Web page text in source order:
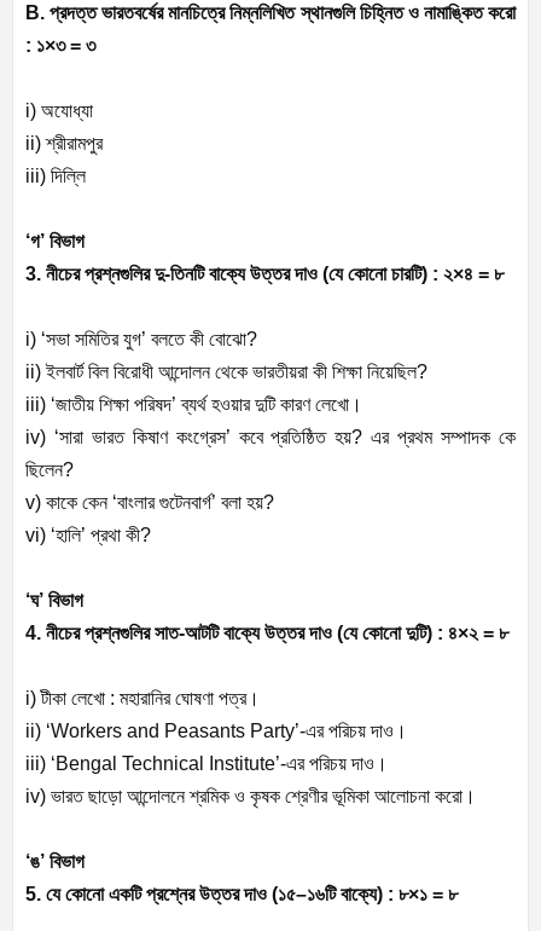
B. প্রদত্ত ভারতবর্ষের মানচিত্রে নিম্নলিখিত স্থানগুলি চিহ্নিত ও নামাঙ্কিত করো
: ১×৩ = ৩
i) অযোধ্যা
ii) শ্রীরামপুর
iii) দিল্লি
‘গ’ বিভাগ
3. নীচের প্রশ্নগুলির দু-তিনটি বাক্যে উত্তর দাও (যে কোনো চারটি) : ২×৪ = ৮
i) ‘সভা সমিতির যুগ’ বলতে কী বোঝো?
ii) ইলবার্ট বিল বিরোধী আন্দোলন থেকে ভারতীয়রা কী শিক্ষা নিয়েছিল?
iii) ‘জাতীয় শিক্ষা পরিষদ’ ব্যর্থ হওয়ার দুটি কারণ লেখো।
iv) ‘সারা ভারত কিষাণ কংগ্রেস’ কবে প্রতিষ্ঠিত হয়? এর প্রথম সম্পাদক কে
ছিলেন?
v) কাকে কেন ‘বাংলার গুটেনবার্গ’ বলা হয়?
vi) ‘হালি’ প্রথা কী?
‘ঘ’ বিভাগ
4. নীচের প্রশ্নগুলির সাত-আটটি বাক্যে উত্তর দাও (যে কোনো দুটি) : ৪×২ = ৮
i) টীকা লেখো : মহারানির ঘোষণা পত্র।
ii) ‘Workers and Peasants Party’-এর পরিচয় দাও।
iii) ‘Bengal Technical Institute’-এর পরিচয় দাও।
iv) ভারত ছাড়ো আন্দোলনে শ্রমিক ও কৃষক শ্রেণীর ভূমিকা আলোচনা করো।
‘ঙ’ বিভাগ
5. যে কোনো একটি প্রশ্নের উত্তর দাও (১৫–১৬টি বাক্যে) : ৮×১ = ৮